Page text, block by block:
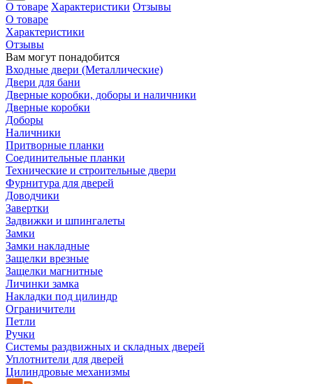
О товаре Характеристики Отзывы
О товаре
Характеристики
Отзывы
Вам могут понадобится
Входные двери (Металлические)
Двери для бани
Дверные коробки, доборы и наличники
Дверные коробки
Доборы
Наличники
Притворные планки
Соединительные планки
Технические и строительные двери
Фурнитура для дверей
Доводчики
Завертки
Задвижки и шпингалеты
Замки
Замки накладные
Защелки врезные
Защелки магнитные
Личинки замка
Накладки под цилиндр
Ограничители
Петли
Ручки
Системы раздвижных и складных дверей
Уплотнители для дверей
Цилиндровые механизмы